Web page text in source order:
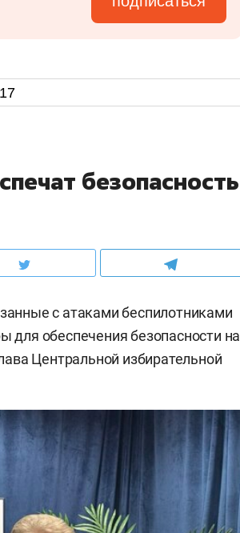
17
безопасность
с атаками беспилотниками
обеспечения безопасности на
Центральной избирательной